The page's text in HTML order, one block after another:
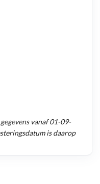
vanaf01-09-
is daarop